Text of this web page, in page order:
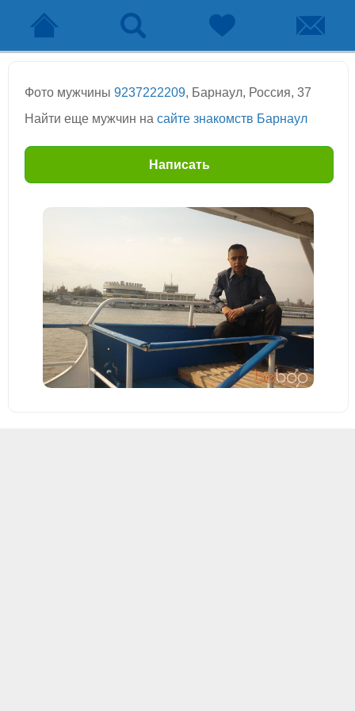
Фото мужчины 9237222209, Барнаул, Россия, 37
Найти еще мужчин на сайте знакомств Барнаул
Написать